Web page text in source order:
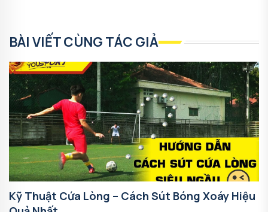
BÀI VIẾT CÙNG TÁC GIẢ
Kỹ Thuật Cứa Lòng – Cách Sút Bóng Xoáy Hiệu